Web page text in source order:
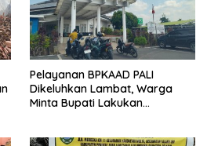
Pelayanan BPKAAD PALI
Dikeluhkan Lambat, Warga
Minta Bupati Lakukan